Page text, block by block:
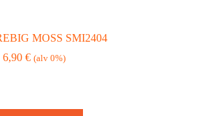
MOSS SMI2404
6,90 € (alv 0%)